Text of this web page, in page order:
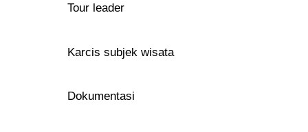
Tour leader
Karcis subjek wisata
Dokumentasi